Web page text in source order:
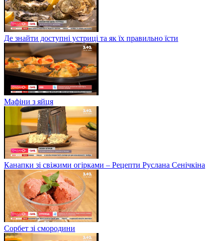
Де знайти доступні устриці та як їх правильно їсти
Мафіни з яйця
Канапки зі свіжими огірками – Рецепти Руслана Сенічкіна
Сорбет зі смородини